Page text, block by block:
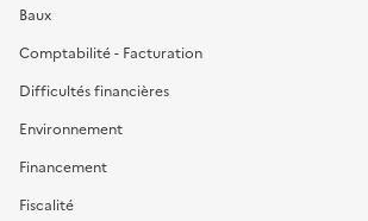
Baux
Comptabilité - Facturation
Difficultés financières
Environnement
Financement
Fiscalité